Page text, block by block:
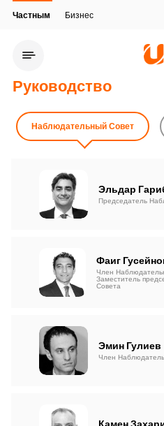
Частным Бизнес
Руководство
Наблюдательный Совет
Эльдар
Председатель
Фаиг
Член
Заместитель
Совета
Эмин Гулиев
Член